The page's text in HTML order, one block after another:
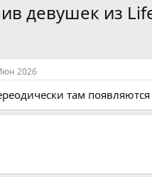
девушек из
2026
там